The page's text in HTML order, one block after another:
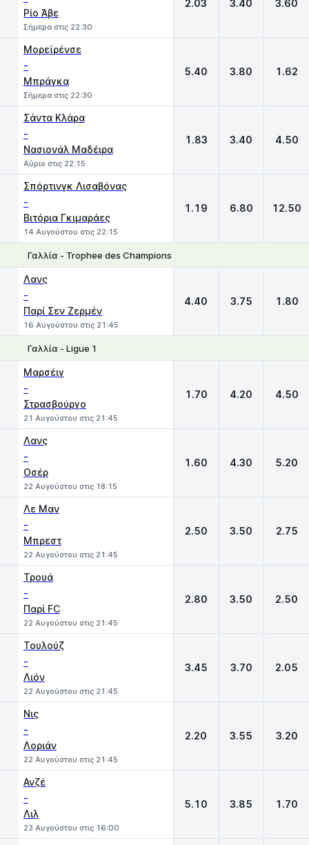
Ρίο Άβε
Σήμερα στις 22:30
2.03 3.40 3.60
Μορεϊρένσε
-
Μπράγκα
Σήμερα στις 22:30
5.40 3.80 1.62
Σάντα Κλάρα
-
Νασιονάλ Μαδέιρα
Αύριο στις 22:15
1.83 3.40 4.50
Σπόρτινγκ Λισαβόνας
-
Βιτόρια Γκιμαράες
14 Αυγούστου στις 22:15
1.19 6.80 12.50
Γαλλία - Trophee des Champions
Λανς
-
Παρί Σεν Ζερμέν
16 Αυγούστου στις 21:45
4.40 3.75 1.80
Γαλλία - Ligue 1
Μαρσέιγ
-
Στρασβούργο
21 Αυγούστου στις 21:45
1.70 4.20 4.50
Λανς
-
Οσέρ
22 Αυγούστου στις 18:15
1.60 4.30 5.20
Λε Μαν
-
Μπρεστ
22 Αυγούστου στις 21:45
2.50 3.50 2.75
Τρουά
-
Παρί FC
22 Αυγούστου στις 21:45
2.80 3.50 2.50
Τουλούζ
-
Λιόν
22 Αυγούστου στις 21:45
3.45 3.70 2.05
Νις
-
Λοριάν
22 Αυγούστου στις 21:45
2.20 3.55 3.20
Ανζέ
-
Λιλ
23 Αυγούστου στις 16:00
5.10 3.85 1.70